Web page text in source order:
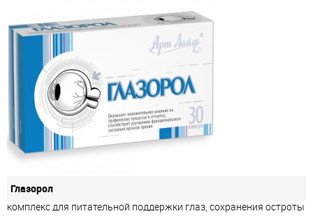
Глазорол
комплекс для питательной поддержки глаз, сохранения остроты